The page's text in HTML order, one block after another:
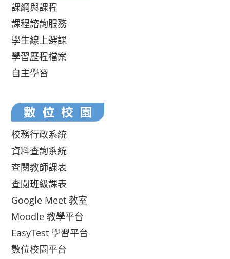
課綱與課程
課程諮詢服務
學生線上選課
學習歷程檔案
自主學習
校務行政系統
資料查詢系統
查閱教師課表
查閱班級課表
Google Meet 教室
Moodle 教學平台
EasyTest 學習平台
數位校園平台